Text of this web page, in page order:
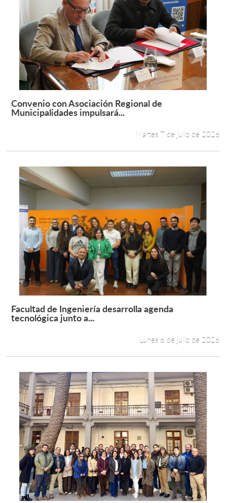
Leer más +
Convenio con Asociación Regional de
Municipalidades impulsará...
Martes 7 de julio de 2026
Leer más +
Facultad de Ingeniería desarrolla agenda
tecnológica junto a...
Lunes 6 de julio de 2026